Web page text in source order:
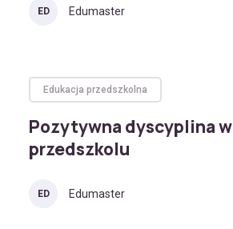
ED Edumaster
Edukacja przedszkolna
Pozytywna dyscyplina w
przedszkolu
ED Edumaster